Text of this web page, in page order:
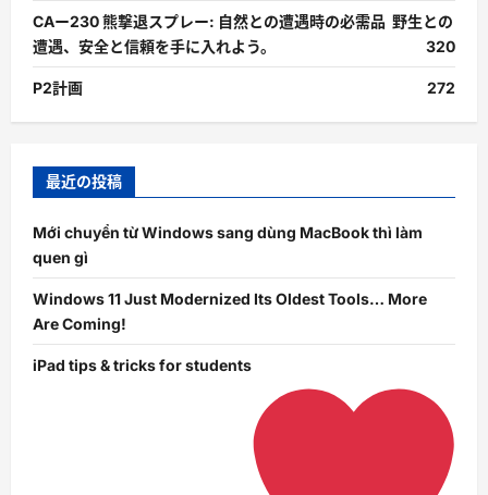
CAー230 熊撃退スプレー: 自然との遭遇時の必需品 野生との
遭遇、安全と信頼を手に入れよう。
320
P2計画 272
最近の投稿
Mới chuyển từ Windows sang dùng MacBook thì làm
quen gì
Windows 11 Just Modernized Its Oldest Tools… More
Are Coming!
iPad tips & tricks for students